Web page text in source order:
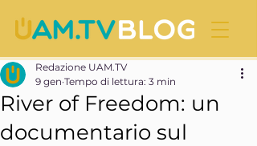
River of Freedom: un
documentario sul
Redazione UAM.TV
9 gen Tempo di lettura: 3 min